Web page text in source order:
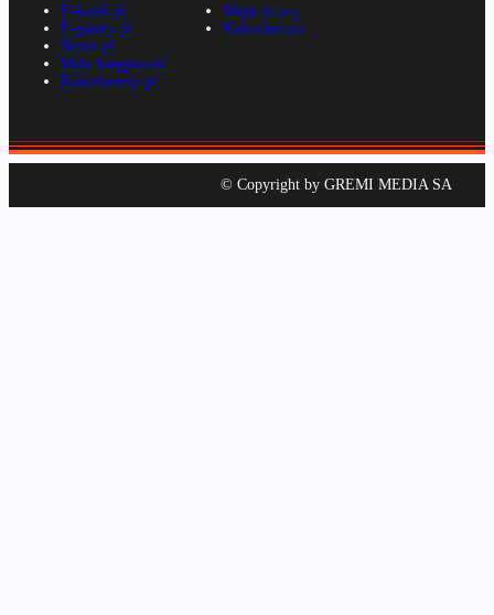
E-kiosk.pl
E-gazety.pl
Nexto.pl
Mała księgowość
Kancelarierp.pl
Mapa strony
Kalendarium
© Copyright by GREMI MEDIA SA